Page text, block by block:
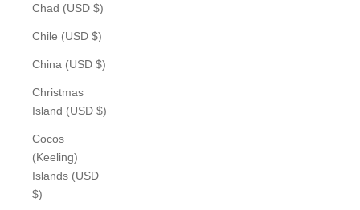
Chad (USD $)
Chile (USD $)
China (USD $)
Christmas
Island (USD $)
Cocos
(Keeling)
Islands (USD
$)